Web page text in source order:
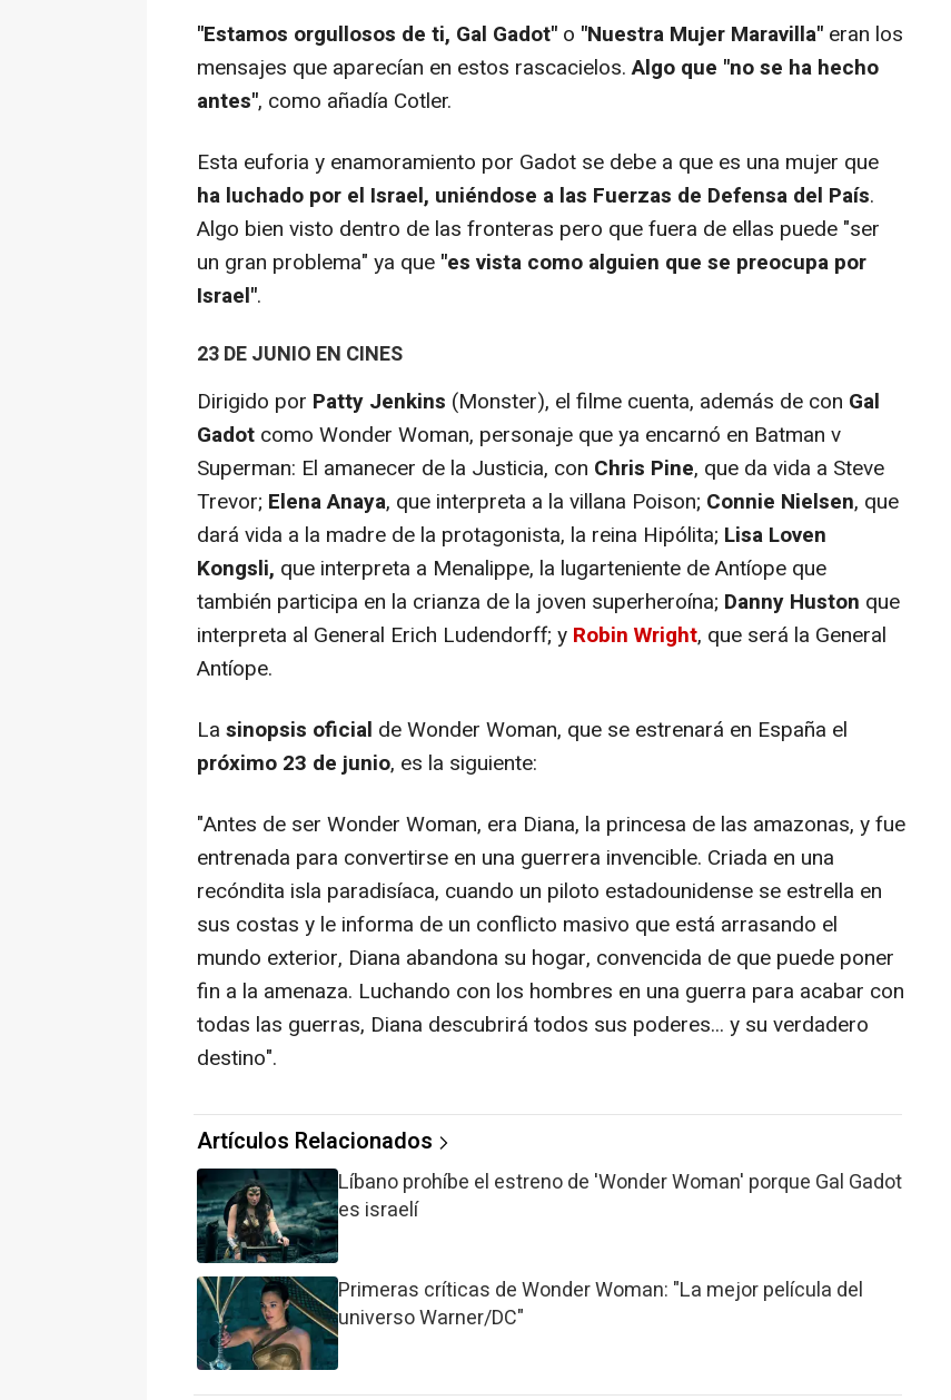
"Estamos orgullosos de ti, Gal Gadot" o "Nuestra Mujer Maravilla" eran los
mensajes que aparecían en estos rascacielos.Algo que "no se ha hecho
antes", como añadía Cotler.
Esta euforia y enamoramiento por Gadot se debe a que es una mujer que
ha luchado por el Israel, uniéndose a las Fuerzas de Defensa del País.
Algo bien visto dentro de las fronteras pero que fuera de ellas puede "ser
un gran problema" ya que "es vista como alguien que se preocupa por
Israel".
23 DE JUNIO EN CINES
Dirigido por Patty Jenkins (Monster), el filme cuenta, además de con Gal
Gadot como Wonder Woman, personaje que ya encarnó en Batman v
Superman: El amanecer de la Justicia, con Chris Pine, que da vida a Steve
Trevor; Elena Anaya, que interpreta a la villana Poison; Connie Nielsen, que
dará vida a la madre de la protagonista, la reina Hipólita; Lisa Loven
Kongsli, que interpreta a Menalippe, la lugarteniente de Antíope que
también participa en la crianza de la joven superheroína; Danny Huston que
interpreta al General Erich Ludendorff; y Robin Wright, que será la General
Antíope.
La sinopsis oficial deWonder Woman, que se estrenará en España el
próximo 23 de junio, es la siguiente:
"Antes de ser Wonder Woman, era Diana, la princesa de las amazonas, y fue
entrenada para convertirse en una guerrera invencible. Criada en una
recóndita isla paradisíaca, cuando un piloto estadounidense se estrella en
sus costas y le informa de un conflicto masivo que está arrasando el
mundo exterior, Diana abandona su hogar, convencida de que puede poner
fin a la amenaza. Luchando con los hombres en una guerra para acabar con
todas las guerras, Diana descubrirá todos sus poderes... y su verdadero
destino".
Artículos Relacionados
Líbano prohíbe el estreno de 'Wonder Woman' porque Gal Gadot
es israelí
Primeras críticas de Wonder Woman: "La mejor película del
universo Warner/DC"